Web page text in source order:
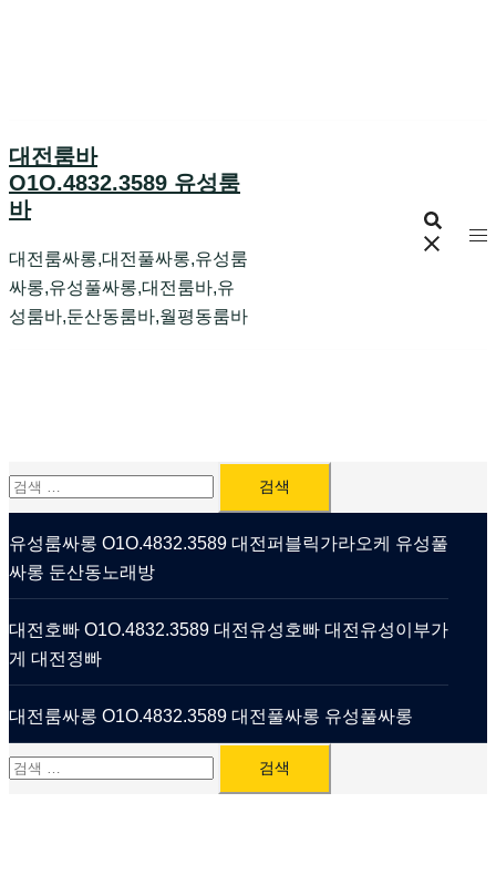
대전룸바
O1O.4832.3589 유성룸
바
대전룸싸롱,대전풀싸롱,유성룸
싸롱,유성풀싸롱,대전룸바,유
성룸바,둔산동룸바,월평동룸바
검
색:
유성룸싸롱 O1O.4832.3589 대전퍼블릭가라오케 유성풀
싸롱 둔산동노래방
대전호빠 O1O.4832.3589 대전유성호빠 대전유성이부가
게 대전정빠
대전룸싸롱 O1O.4832.3589 대전풀싸롱 유성풀싸롱
검
색: